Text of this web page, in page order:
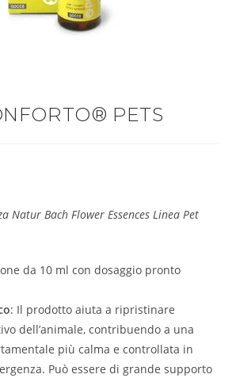
PETS
Natur Bach Flower Essences Linea Pet
da 10 ml con dosaggio pronto
: Il prodotto aiuta a ripristinare
dell’animale, contribuendo a una
più calma e controllata in
Può essere di grande supporto